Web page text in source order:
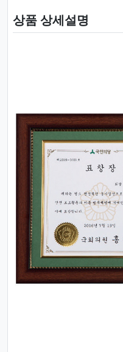
상품 상세설명